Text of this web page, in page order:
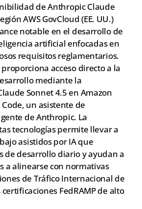
de Anthropic Claude
AWS GovCloud (EE. UU.)
notable en el desarrollo de
artificial enfocadas en
requisitos reglamentarios.
acceso directo a la
mediante la
Sonnet 4.5 en Amazon
un asistente de
de Anthropic. La
tecnologías permite llevar a
asistidos por IA que
de desarrollo diario y ayudan a
a alinearse con normativas
de Tráfico Internacional de
certificaciones FedRAMP de alto